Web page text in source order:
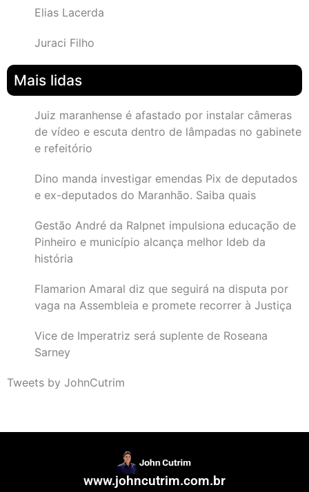
Elias Lacerda
Juraci Filho
Mais lidas
Juiz maranhense é afastado por instalar câmeras
de vídeo e escuta dentro de lâmpadas no gabinete
e refeitório
Dino manda investigar emendas Pix de deputados
e ex-deputados do Maranhão. Saiba quais
Gestão André da Ralpnet impulsiona educação de
Pinheiro e município alcança melhor Ideb da
história
Flamarion Amaral diz que seguirá na disputa por
vaga na Assembleia e promete recorrer à Justiça
Vice de Imperatriz será suplente de Roseana
Sarney
Tweets by JohnCutrim
www.johncutrim.com.br